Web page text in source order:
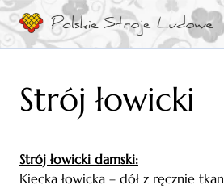
Przejdź
do
treści
Strój łowicki
Strój łowicki damski:
Kiecka łowicka – dół z ręcznie